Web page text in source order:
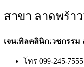
สาขา ลาดพร้า
เจนเทิลคลินิกเวชกรรม
โทร 099-245-7555